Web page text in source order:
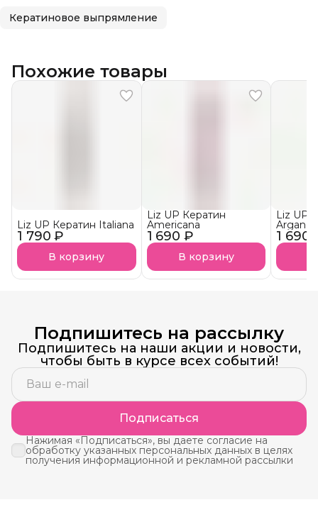
Кератиновое выпрямление
Похожие товары
1 790 ₽
Liz UP Кератин Italiana
В корзину
1 690 ₽
Liz UP Кератин
Americana
В корзину
1 690
Liz UP
Argan
Подпишитесь на рассылку
Подпишитесь на наши акции и новости,
чтобы быть в курсе всех событий!
Подписаться
Нажимая «Подписаться», вы даете согласие на
обработку указанных персональных данных в целях
получения информационной и рекламной рассылки